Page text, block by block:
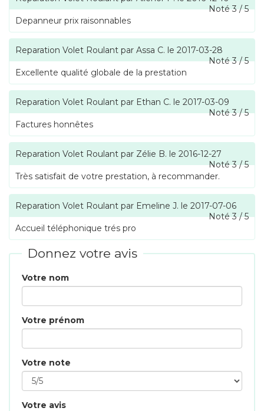
Noté3/5
Depanneur prix raisonnables
Reparation Volet Roulant par Assa C. le 2017-03-28
Noté3/5
Excellente qualité globale de la prestation
Reparation Volet Roulant par Ethan C. le 2017-03-09
Noté3/5
Factures honnêtes
Reparation Volet Roulant par Zélie B. le 2016-12-27
Noté3/5
Très satisfait de votre prestation, à recommander.
Reparation Volet Roulant par Emeline J. le 2017-07-06
Noté3/5
Accueil téléphonique trés pro
Donnez votre avis
Votre nom
Votre prénom
Votre note
Votre avis